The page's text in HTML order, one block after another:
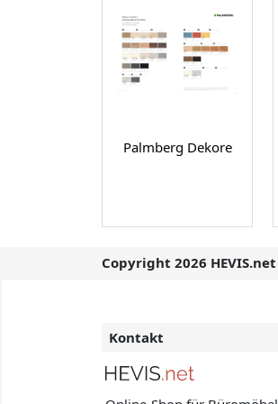
Palmberg Dekore
Copyright 2026 HEVIS.net
Kontakt